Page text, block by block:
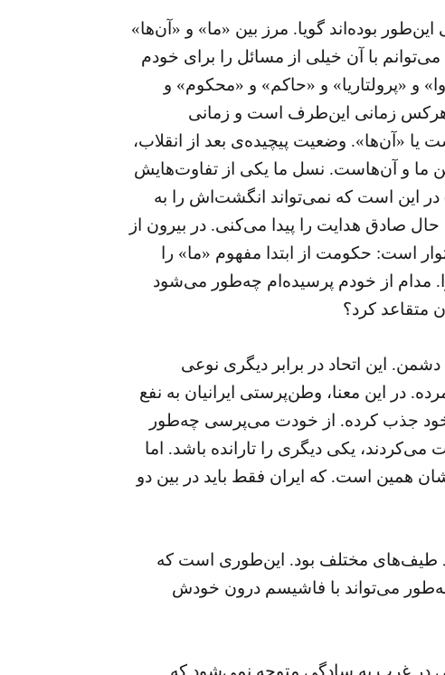
بوده‌اند گویا. مرز بین «ما» و «‌آن‌ها»
با آن خیلی از مسائل را برای خودم
و «پرولتاریا» و «حاکم» و «محکوم» و
هرکس زمانی این‌طرف است و زمانی
وضعیت پیچیده‌ی بعد از انقلاب،
ما و آن‌هاست. نسل ما یکی از تفاوت‌هایش
در این است که نمی‌تواند انگشت‌اش را به
صادق هدایت را پیدا می‌کنی. در بیرون از
است: حکومت از ابتدا مفهوم «ما» را
مدام از خودم پرسیده‌ام چه‌طور می‌شود
متقاعد کرد؟
این اتحاد در برابر دیگری نوعی
در این معنا، وطن‌پرستی ایرانیان به نفع
خود جذب کرده. از خودت می‌پرسی چه‌طور
یکی دیگری را تارانده باشد. اما
همین است. که ایران فقط باید در بین دو
طیف‌های مختلف بود. این‌طوری است که
می‌تواند با فاشیسم درون خودش
در غرب به سادگی متوجه نمی‌شود که